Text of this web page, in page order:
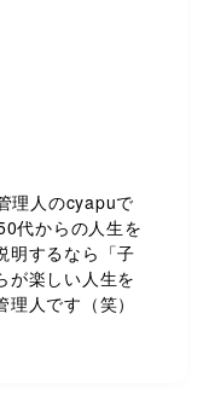
理人のcyapuで
代からの人生を
明するなら「子
が楽しい人生を
人です（笑）